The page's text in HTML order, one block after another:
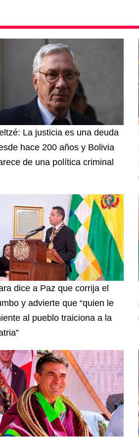
La justicia es una deuda
hace 200 años y Bolivia
de una política criminal
dice a Paz que corrija el
y advierte que “quien le
al pueblo traiciona a la